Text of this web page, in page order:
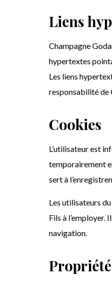
Liens
Champagne
hypertextes
Les liens
responsabilité de
Cookies
L’utilisateur est
temporairement
sert à
Les utilisateurs
Fils à
navigation.